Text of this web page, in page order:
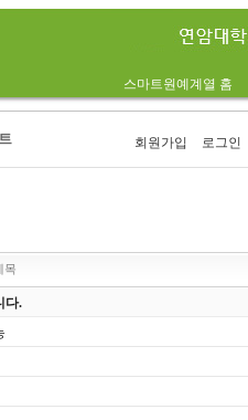
스마트원예계열 홈
회원가입 로그인
목
다.